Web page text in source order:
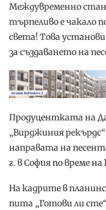
Междувременно
търпеливо е чакало
света! Това
за създаването на
Продуцентката на
„Вирджиния
направата на
г. в София по време
На кадрите в
пита „Готови ли